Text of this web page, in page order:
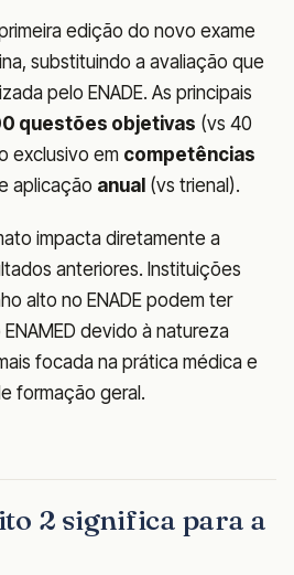
edição do novo exame
substituindo a avaliação que
pelo ENADE. As principais
questões objetivas (vs 40
exclusivo em competências
aplicação anual (vs trienal).
impacta diretamente a
anteriores. Instituições
alto no ENADE podem ter
devido à natureza
focada na prática médica e
formação geral.
2 significa para a